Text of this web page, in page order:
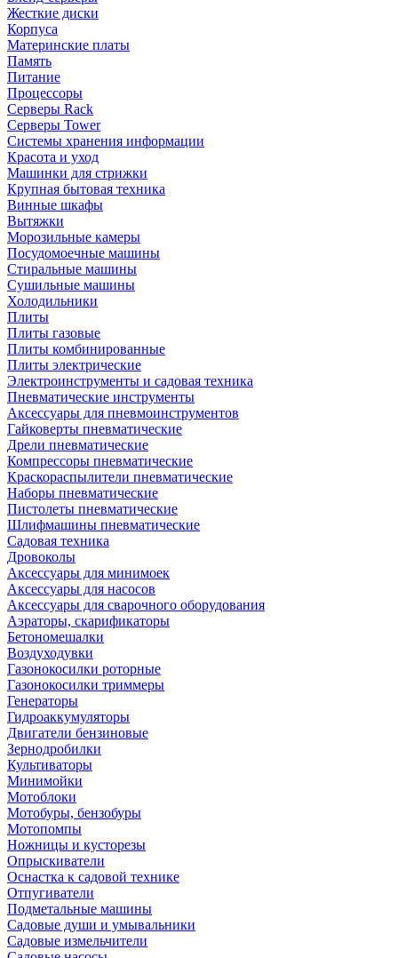
Жесткие диски
Корпуса
Материнские платы
Память
Питание
Процессоры
Серверы Rack
Серверы Tower
Системы хранения информации
Красота и уход
Машинки для стрижки
Крупная бытовая техника
Винные шкафы
Вытяжки
Морозильные камеры
Посудомоечные машины
Стиральные машины
Сушильные машины
Холодильники
Плиты
Плиты газовые
Плиты комбинированные
Плиты электрические
Электроинструменты и садовая техника
Пневматические инструменты
Аксессуары для пневмоинструментов
Гайковерты пневматические
Дрели пневматические
Компрессоры пневматические
Краскораспылители пневматические
Наборы пневматические
Пистолеты пневматические
Шлифмашины пневматические
Садовая техника
Дровоколы
Аксессуары для минимоек
Аксессуары для насосов
Аксессуары для сварочного оборудования
Аэраторы, скарификаторы
Бетономешалки
Воздуходувки
Газонокосилки роторные
Газонокосилки триммеры
Генераторы
Гидроаккумуляторы
Двигатели бензиновые
Зернодробилки
Культиваторы
Минимойки
Мотоблоки
Мотобуры, бензобуры
Мотопомпы
Ножницы и кусторезы
Опрыскиватели
Оснастка к садовой технике
Отпугиватели
Подметальные машины
Садовые души и умывальники
Садовые измельчители